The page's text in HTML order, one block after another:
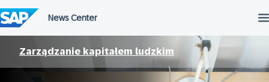
do
treści
Zarządzanie kapitałem ludzkim